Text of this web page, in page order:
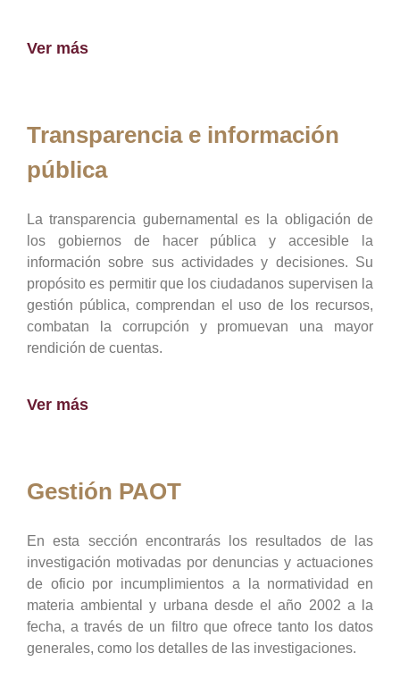
Ver más
Transparencia e información
pública
La transparencia gubernamental es la obligación de
los gobiernos de hacer pública y accesible la
información sobre sus actividades y decisiones. Su
propósito es permitir que los ciudadanos supervisen la
gestión pública, comprendan el uso de los recursos,
combatan la corrupción y promuevan una mayor
rendición de cuentas.
Ver más
Gestión PAOT
En esta sección encontrarás los resultados de las
investigación motivadas por denuncias y actuaciones
de oficio por incumplimientos a la normatividad en
materia ambiental y urbana desde el año 2002 a la
fecha, a través de un filtro que ofrece tanto los datos
generales, como los detalles de las investigaciones.